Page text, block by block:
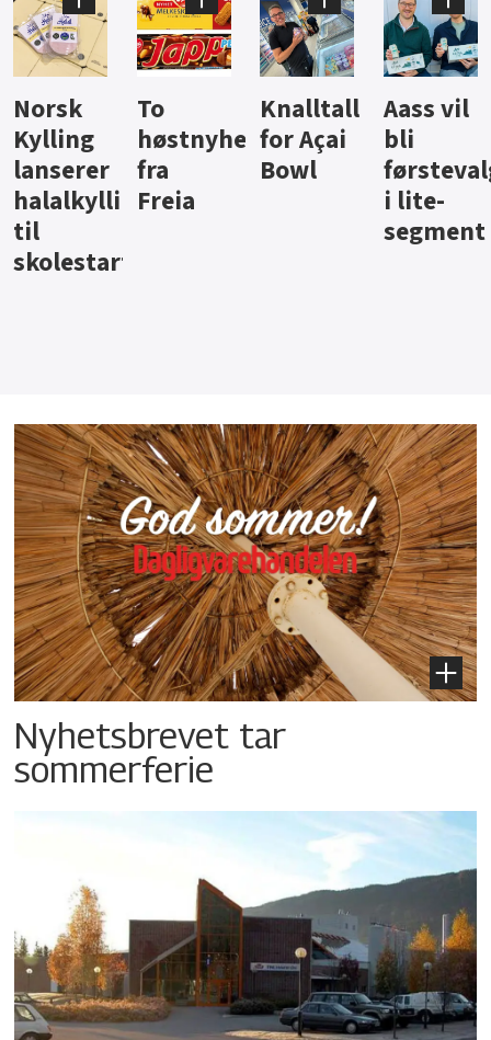
Knalltall
for Açai
Bowl
Aass vil
bli
førstevalg
i lite-
Brus og
jus fra
Berentsen
Hard
iste fra
Hansa
Nyhetsbrevet tar
sommerferie